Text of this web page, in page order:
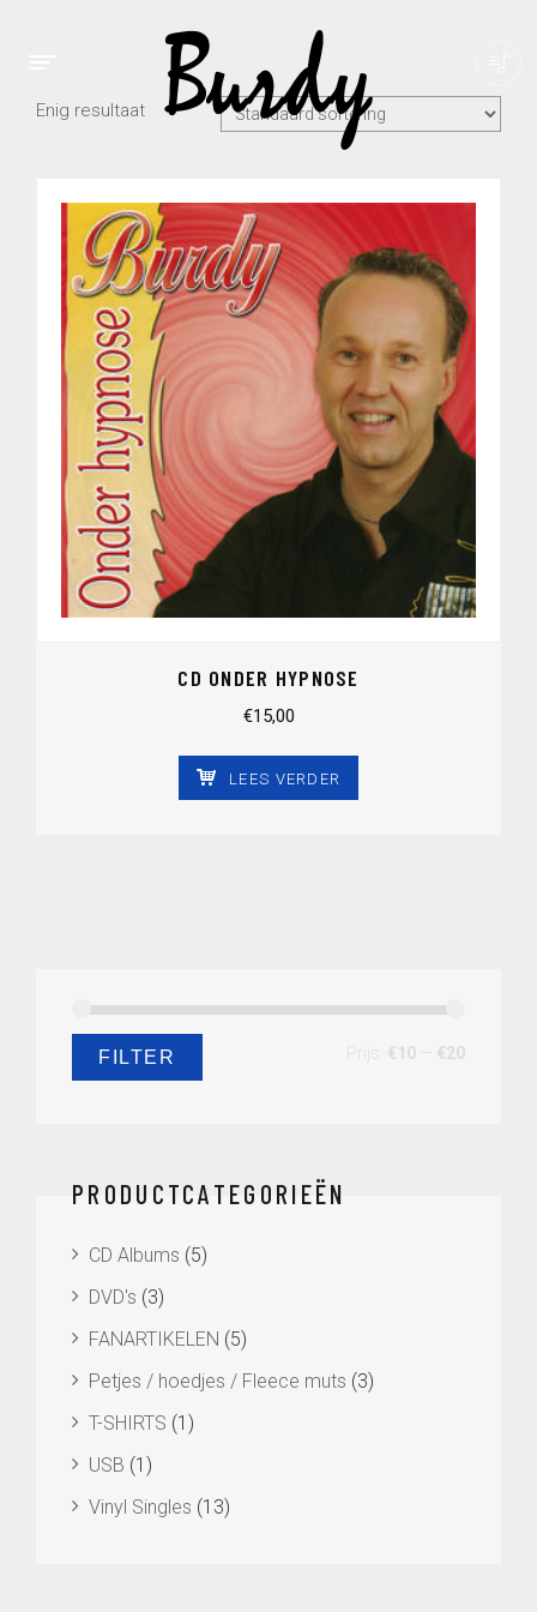
Enig resultaat
CD ONDER HYPNOSE
€15,00
LEES VERDER
Min.
Max.FILTER Prijs: €10 €20
PRODUCTCATEGORIEËN
CD Albums (5)
DVD's (3)
FANARTIKELEN (5)
Petjes / hoedjes / Fleece muts (3)
T-SHIRTS (1)
USB (1)
Vinyl Singles (13)